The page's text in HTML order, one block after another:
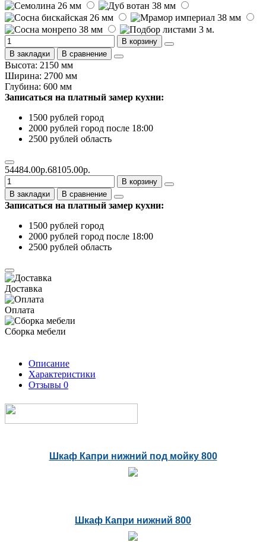
В корзину
В закладки
В сравнение
Высота: 2150 мм
Ширина: 2700 мм
Глубина: 600 мм
Записаться на платный замер кухни:
1500 рублей город
2000 рублей город после 18:00
2500 рублей область
54484.00р.68105.00р.
В корзину
В закладки
В сравнение
Записаться на платный замер кухни:
1500 рублей город
2000 рублей город после 18:00
2500 рублей область
Доставка
Оплата
Сборка мебели
Описание
Характеристики
Отзывы 0
Шкаф Капри нижний под мойку 800
Шкаф Капри нижний 800